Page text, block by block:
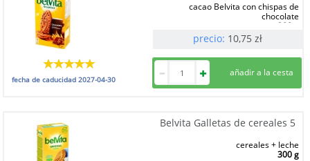
cacao Belvita con chispas de
chocolate
300 g
precio: 10,75 zł
fecha de caducidad2027-04-30
Belvita Galletas de cereales 5
cereales + leche
300 g